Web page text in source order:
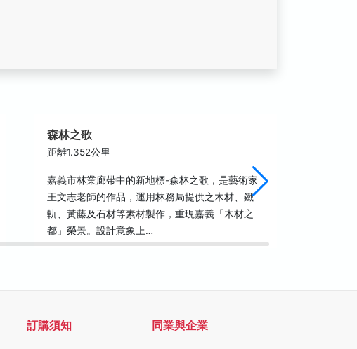
森林之歌
距離1.352公里
嘉義市林業廊帶中的新地標-森林之歌，是藝術家
王文志老師的作品，運用林務局提供之木材、鐵
軌、黃藤及石材等素材製作，重現嘉義「木材之
都」榮景。設計意象上…
訂購須知 同業與企業